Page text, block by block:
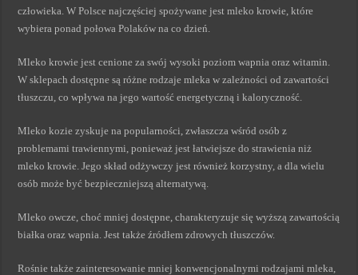
człowieka. W Polsce najczęściej spożywane jest mleko krowie, które
wybiera ponad połowa Polaków na co dzień.
Mleko krowie jest cenione za swój wysoki poziom wapnia oraz witamin.
W sklepach dostępne są różne rodzaje mleka w zależności od zawartości
tłuszczu, co wpływa na jego wartość energetyczną i kaloryczność.
Mleko kozie zyskuje na popularności, zwłaszcza wśród osób z
problemami trawiennymi, ponieważ jest łatwiejsze do strawienia niż
mleko krowie. Jego skład odżywczy jest również korzystny, a dla wielu
osób może być bezpieczniejszą alternatywą.
Mleko owcze, choć mniej dostępne, charakteryzuje się wyższą zawartością
białka oraz wapnia. Jest także źródłem zdrowych tłuszczów.
Rośnie także zainteresowanie mniej konwencjonalnymi rodzajami mleka,